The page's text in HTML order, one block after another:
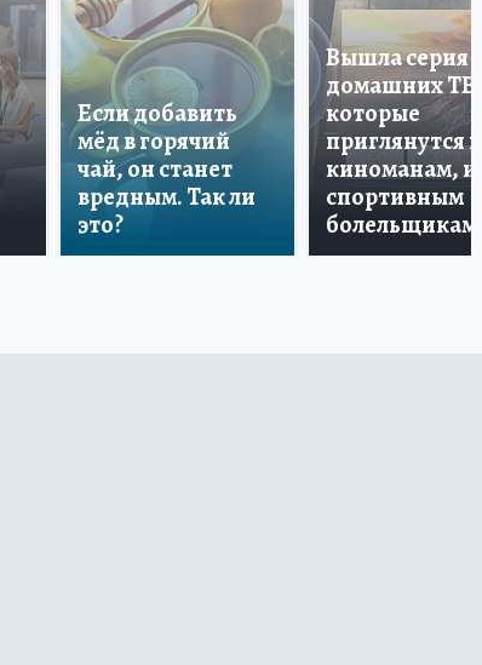
Если добавить
мёд в горячий
чай, он станет
вредным. Так ли
это?
Вышла серия
домашних ТВ,
которые
приглянутся и
киноманам, и
спортивным
болельщикам